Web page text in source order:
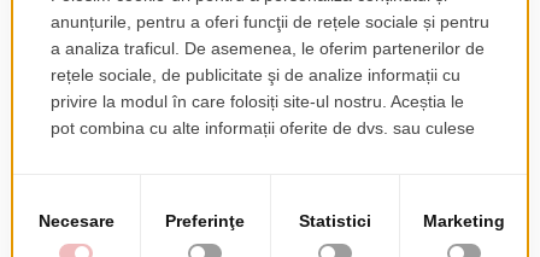
Am deschis în 15 martie iar în 16 deja s-a anunțat lockdown. După fix o zi și jumătate de vânzări am
închis pe fondul pandemiei.
care nu își permiteau să plătească un preț un pic mai mare pe o cafea de calitate. Deși investisem
Ce măsuri ați luat pentru a vă adapta noului context?